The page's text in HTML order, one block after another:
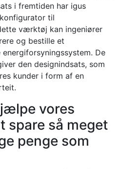
i fremtiden har igus
til
værktøj kan ingeniører
og bestille et
De
den designindsats, som
kunder i form af en
vores
spare så meget
penge som